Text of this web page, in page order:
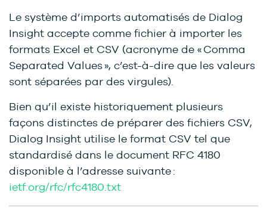
Le système d’imports automatisés de Dialog
Insight accepte comme fichier à importer les
formats Excel et CSV (acronyme de « Comma
Separated Values », c’est-à-dire que les valeurs
sont séparées par des virgules).
Bien qu’il existe historiquement plusieurs
façons distinctes de préparer des fichiers CSV,
Dialog Insight utilise le format CSV tel que
standardisé dans le document RFC 4180
disponible à l’adresse suivante :
ietf.org/rfc/rfc4180.txt